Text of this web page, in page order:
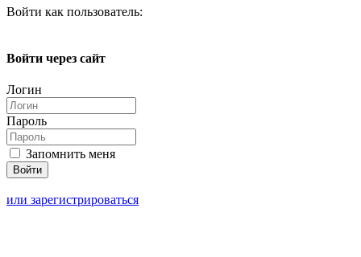
Войти как пользователь:
Войти через сайт
Логин
Пароль
Запомнить меня
или зарегистрироваться